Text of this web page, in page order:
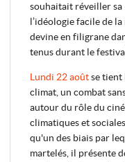
souhaitait réveiller sa
l’idéologie facile de
devine en filigrane
tenus durant le
Lundi 22 aoûtse tient
climat, un combat
autour du rôle du
climatiques et
qu'un des biais par
martelés, il présente